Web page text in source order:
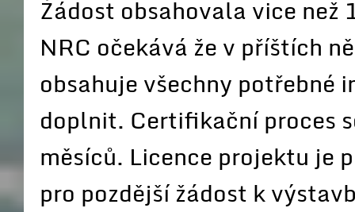
Žádost obsahovala vice
NRC očekává že v příštích
obsahuje všechny potřebné
doplnit. Certifikační proces
měsíců. Licence projektu je
pro pozdější žádost k